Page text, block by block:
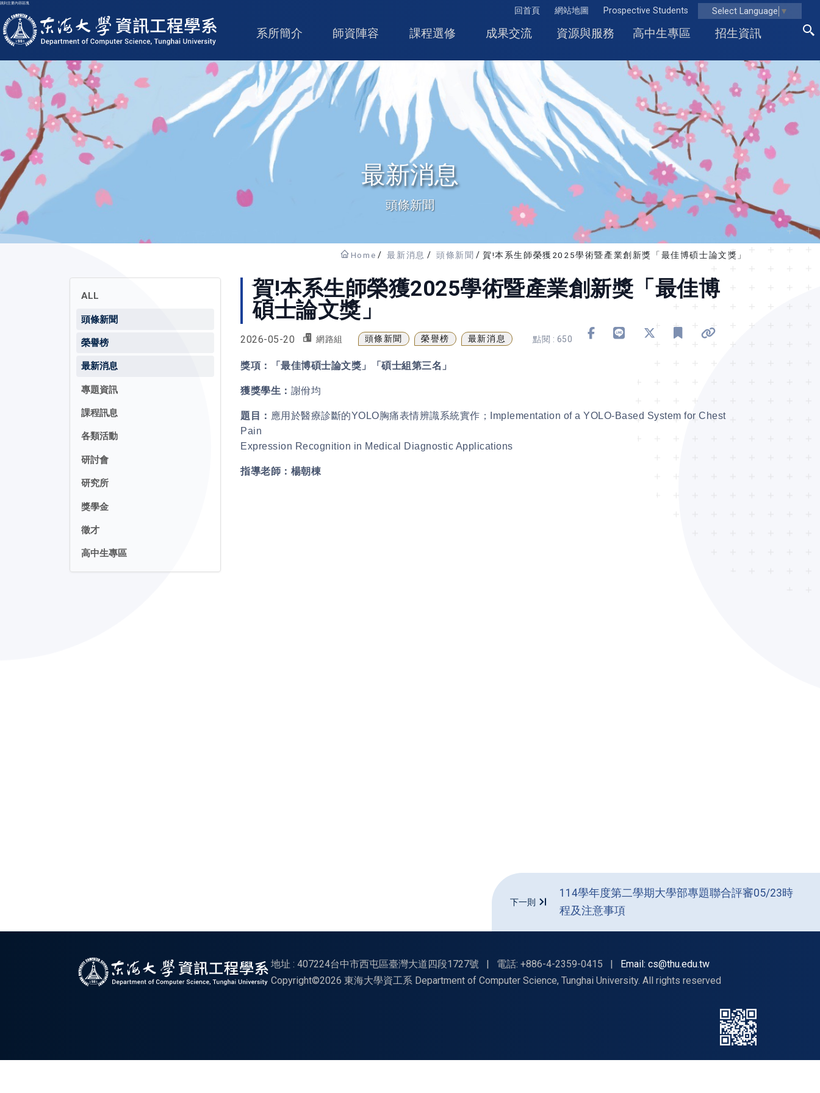
跳到主要內容區塊
回首頁 網站地圖 Prospective Students Select Language ▼
東海大學logo
系所簡介 師資陣容 課程選修 成果交流 資源與服務 高中生專區 招生資訊
最新消息
頭條新聞
Home 最新消息 頭條新聞 賀!本系生師榮獲2025學術暨產業創新獎「最佳博碩士論文獎」
ALL
頭條新聞
榮譽榜
最新消息
專題資訊
課程訊息
各類活動
研討會
研究所
獎學金
徵才
高中生專區
賀!本系生師榮獲2025學術暨產業創新獎「最佳博
碩士論文獎」
2026-05-20 網路組 頭條新聞 榮譽榜 最新消息 點閱 : 650
獎項：「最佳博碩士論文獎」「碩士組第三名」
獲獎學生： 謝佾均
題目： 應用於醫療診斷的YOLO胸痛表情辨識系統實作；Implementation of a YOLO-Based System for Chest
Pain
Expression Recognition in Medical Diagnostic Applications
指導老師：楊朝棟
下一則
114學年度第二學期大學部專題聯合評審05/23時
程及注意事項
地址 : 407224台中市西屯區臺灣大道四段1727號 | 電話: +886-4-2359-0415 |
Email: cs@thu.edu.tw
Copyright©2026 東海大學資工系 Department of Computer Science, Tunghai University. All rights reserved